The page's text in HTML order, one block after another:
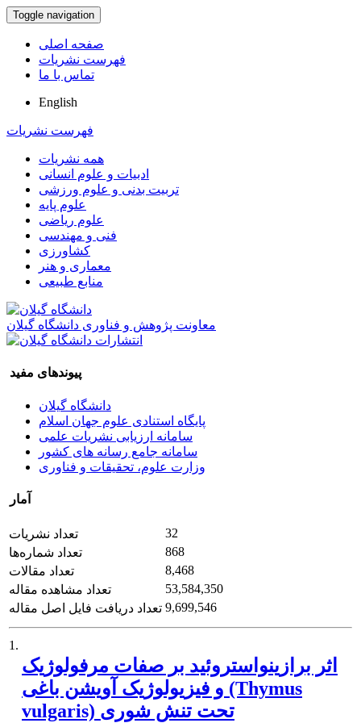
Toggle navigation
صفحه اصلی
فهرست نشریات
تماس با ما
English
فهرست نشریات
همه نشریات
ادبیات و علوم انسانی
تربیت بدنی و علوم ورزشی
علوم پایه
علوم ریاضی
فنی و مهندسی
کشاورزی
معماری و هنر
منابع طبیعی
معاونت پژوهش و فناوری دانشگاه گیلان
پیوندهای مفید
دانشگاه گیلان
پایگاه استنادی علوم جهان اسلام
سامانه ارزیابی نشریات علمی
سامانه جامع رسانه های کشور
وزارت علوم، تحقیقات و فناوری
آمار
تعداد نشریات
32
تعداد شماره‌ها
868
تعداد مقالات
8,468
تعداد مشاهده مقاله
53,584,350
تعداد دریافت فایل اصل مقاله 9,699,546
1.
اثر برازینواستروئید بر صفات مرفولوژیک
و فیزیولوژیک آویشن باغی (Thymus
vulgaris) تحت تنش شوری